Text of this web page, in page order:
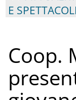
E SPETTACOLI
Coop.